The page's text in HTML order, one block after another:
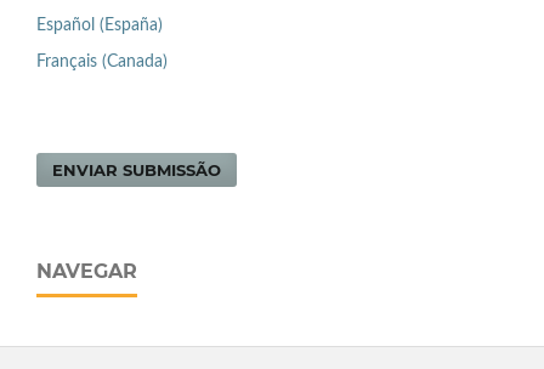
Español (España)
Français (Canada)
ENVIAR SUBMISSÃO
NAVEGAR